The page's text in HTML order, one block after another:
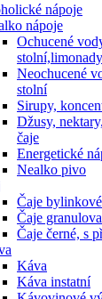
nápoje
nápoje
Ochucené
stolní,limonady
Neochucené
stolní
Sirupy,
Džusy,
čaje
Energetické
Nealko pivo
Čaje
Čaje
Čaje černé, s
Káva
Káva instatní